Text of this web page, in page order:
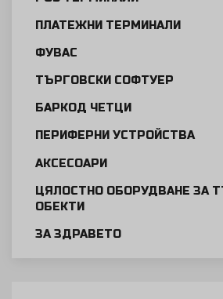
ПЛАТЕЖНИ ТЕРМИНАЛИ
ФУВАС
ТЪРГОВСКИ СОФТУЕР
БАРКОД ЧЕТЦИ
ПЕРИФЕРНИ УСТРОЙСТВА
АКСЕСОАРИ
ЦЯЛОСТНО ОБОРУДВАНЕ ЗА
ОБЕКТИ
ЗА ЗДРАВЕТО